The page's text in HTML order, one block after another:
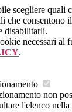
scegliere quali
che consentono
disabilitarli.
necessari al
.
non
l'elenco